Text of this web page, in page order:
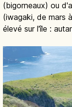
(bigorneaux) ou
(iwagaki, de mars
élevé sur l'île :